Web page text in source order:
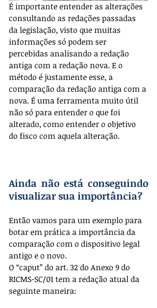
É importante entender as alterações
consultando as redações passadas
da legislação, visto que muitas
informações só podem ser
percebidas analisando a redação
antiga com a redação nova. E o
método é justamente esse, a
comparação da redação antiga com a
nova. É uma ferramenta muito útil
não só para entender o que foi
alterado, como entender o objetivo
do fisco com aquela alteração.
Ainda não está conseguindo
visualizar sua importância?
Então vamos para um exemplo para
botar em prática a importância da
comparação com o dispositivo legal
antigo e o novo.
O “caput” do art. 32 do Anexo 9 do
RICMS-SC/01 tem a redação atual da
seguinte maneira: